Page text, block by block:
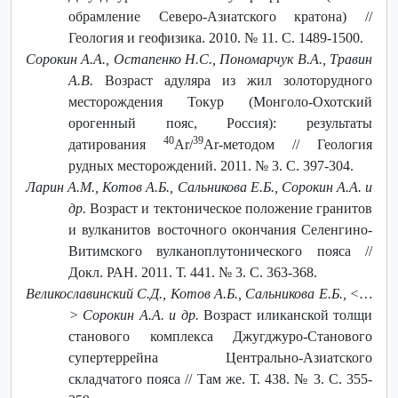
обрамление Северо-Азиатского кратона) //
Геология и геофизика. 2010. № 11. С. 1489-1500.
Сорокин А.А., Остапенко Н.С., Пономарчук В.А., Травин
А.В. Возраст адуляра из жил золоторудного
месторождения Токур (Монголо-Охотский
орогенный пояс, Россия): результаты
датирования
40Ar/39Ar-методом // Геология
рудных месторождений. 2011. № 3. С. 397-304.
Ларин А.М., Котов А.Б., Сальникова Е.Б., Сорокин А.А. и
др.Возраст и тектоническое положение гранитов
и вулканитов восточного окончания Селенгино-
Витимского вулканоплутонического пояса //
Докл. РАН. 2011. Т. 441. № 3. С. 363-368.
Великославинский С.Д., Котов А.Б., Сальникова Е.Б., ˂…
˃ Сорокин А.А. и др.Возраст иликанской толщи
станового комплекса Джугджуро-Станового
супертеррейна Центрально-Азиатского
складчатого пояса // Там же. Т. 438. № 3. С. 355-